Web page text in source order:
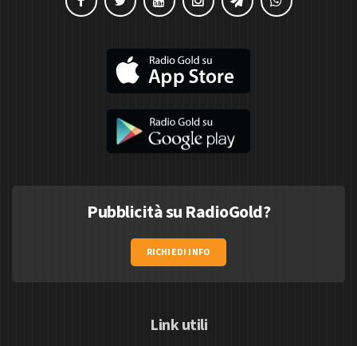
Pubblicità su RadioGold?
RICHIEDI INFO
Link utili